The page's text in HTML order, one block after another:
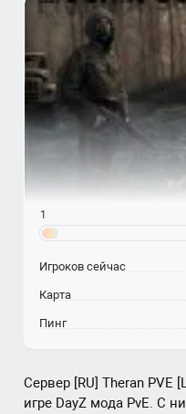
Сервер [RU] Theran PVE
игре DayZ мода PvE. С
1
Игроков сейчас
Карта
Пинг